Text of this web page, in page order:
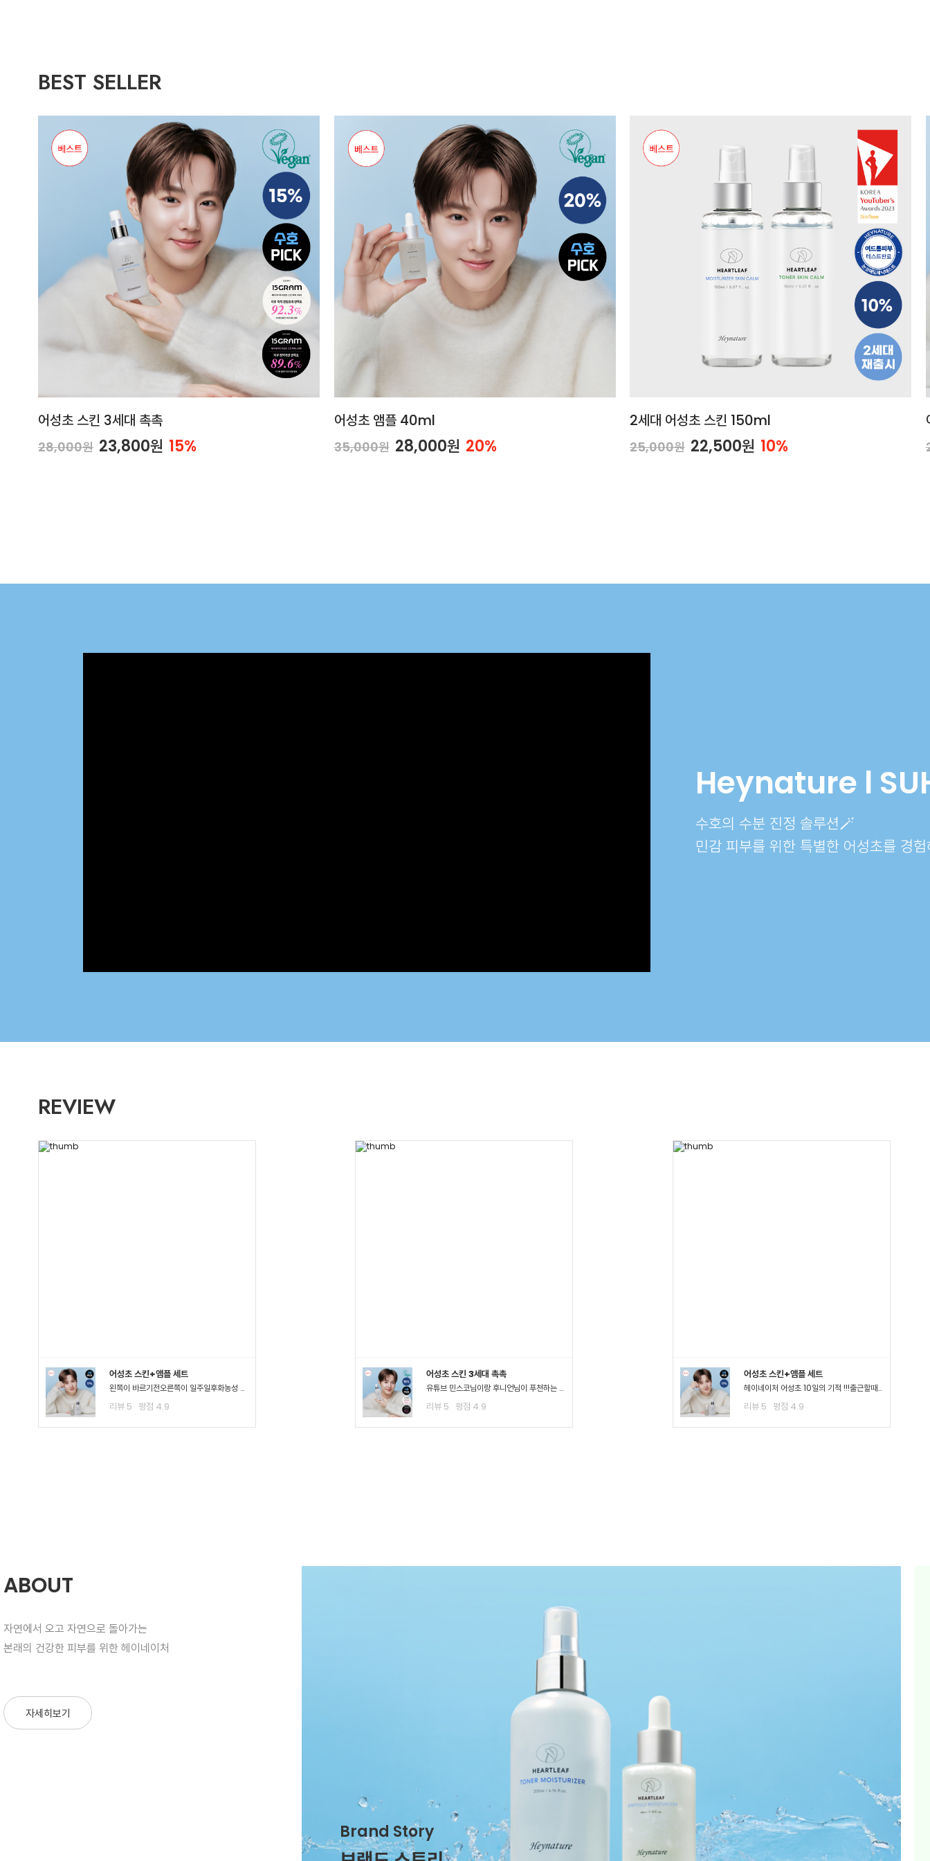
BEST SELLER
어성초 스킨 3세대 촉촉
28,000원 23,800원 15%
어성초 앰플 40ml
35,000원 28,000원 20%
2세대 어성초 스킨 150ml
25,000원 22,500원 10%
Heynature l
수호의 수분 진정 솔루션🪄
민감 피부를 위한 특별한 어성초를 경
REVIEW
어성초 스킨+앰플 세트
왼쪽이 바르기전오른쪽이 일주일후화농성 여드*이 진짜 많이 진정되고 여드*때문에 피부가 아픈정도 였는데 이제 아픈게 없어져서 너무 좋아요ㅠㅠ왠만한 여드*에 좋다는거는 다 써봤는데 이렇게 효과가..
리뷰 5 평점 4.9
어성초 스킨 3세대 촉촉
유튜브 민스코님이랑 후니언님이 푸천하는 공병템이라서 큰 맘먹고 샀는데요!! 진정이 되는 거 같아요!! 좁*여드*이 많이 진정된 걸 느끼고요 스킨팩을 해주고 잤을 때 가장 큰 효과를 느꼈어요3일차까지..
리뷰 5 평점 4.9
어성초 스킨+앰플 세트
헤이네이처 어성초 10일의 기적 !!!출근할때나 평소 밖에서 다닐때도 계속 마스크를 사용하다보니.. 피부가 나아질 기*가 안보였어요ㅠㅠ 첫날 피부 보시면 다들 아시겠지만 너무 심해서 거울보기도 싫을..
리뷰 5 평점 4.9
ABOUT
자연에서 오고 자연으로 돌아가는
본래의 건강한 피부를 위한 헤이네이처
자세히보기
Brand Story